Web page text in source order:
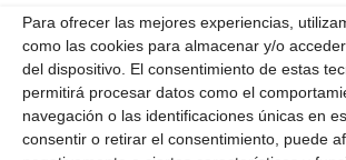
Para ofrecer las mejores experiencias,
como las cookies para almacenar y/o
del dispositivo. El consentimiento de estas
permitirá procesar datos como el
navegación o las identificaciones únicas en
consentir o retirar el consentimiento, puede